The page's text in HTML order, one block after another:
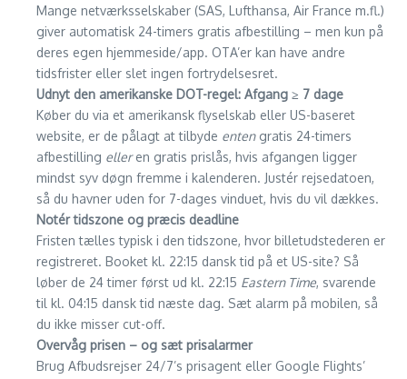
Mange netværksselskaber (SAS, Lufthansa, Air France m.fl.)
giver automatisk 24-timers gratis afbestilling – men kun på
deres egen hjemmeside/app. OTA’er kan have andre
tidsfrister eller slet ingen fortrydelsesret.
Udnyt den amerikanske DOT-regel: Afgang ≥ 7 dage
Køber du via et amerikansk flyselskab eller US-baseret
website, er de pålagt at tilbyde entengratis 24-timers
afbestilling elleren gratis pris­lås, hvis afgangen ligger
mindst syv døgn fremme i kalenderen. Justér rejsedatoen,
så du havner uden for 7-dages vinduet, hvis du vil dækkes.
Notér tidszone og præcis deadline
Fristen tælles typisk i den tidszone, hvor billetudstederen er
registreret. Booket kl. 22:15 dansk tid på et US-site? Så
løber de 24 timer først ud kl. 22:15 Eastern Time, svarende
til kl. 04:15 dansk tid næste dag. Sæt alarm på mobilen, så
du ikke misser cut-off.
Overvåg prisen – og sæt prisalarmer
Brug Afbudsrejser 24/7’s prisagent eller Google Flights’